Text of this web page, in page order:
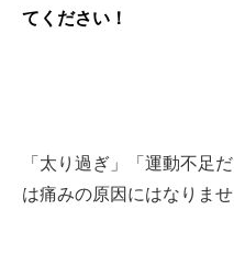
てください！
「太り過ぎ」「運動不足
は痛みの原因にはなりませ